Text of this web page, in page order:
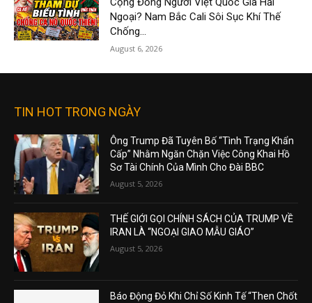
Ngoại? Nam Bắc Cali Sôi Sục Khí Thế
Chống...
August 6, 2026
TIN HOT TRONG NGÀY
Ông Trump Đã Tuyên Bố “Tình Trạng Khẩn
Cấp” Nhằm Ngăn Chặn Việc Công Khai Hồ
Sơ Tài Chính Của Mình Cho Đài BBC
August 5, 2026
THẾ GIỚI GỌI CHÍNH SÁCH CỦA TRUMP VỀ
IRAN LÀ “NGOẠI GIAO MẪU GIÁO”
August 5, 2026
Báo Động Đỏ Khi Chỉ Số Kinh Tế “Then Chốt